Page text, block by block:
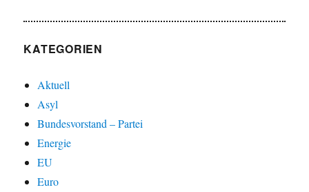
KATEGORIEN
Aktuell
Asyl
Bundesvorstand – Partei
Energie
EU
Euro